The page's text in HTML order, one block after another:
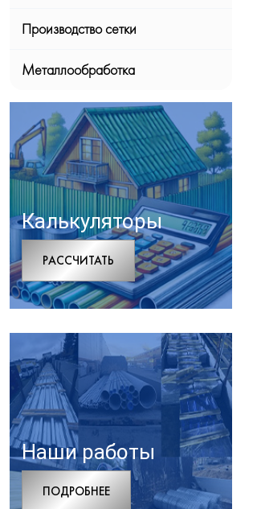
Производство сетки
Металлообработка
Калькуляторы
РАCСЧИТАТЬ
Наши работы
ПОДРОБНЕЕ